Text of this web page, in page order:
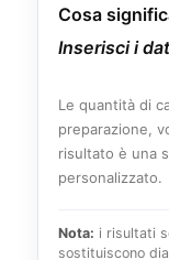
Cosa
Inserisci i
Le quantità di
preparazione,
risultato è una
personalizzato.
Nota: i risultati
sostituiscono